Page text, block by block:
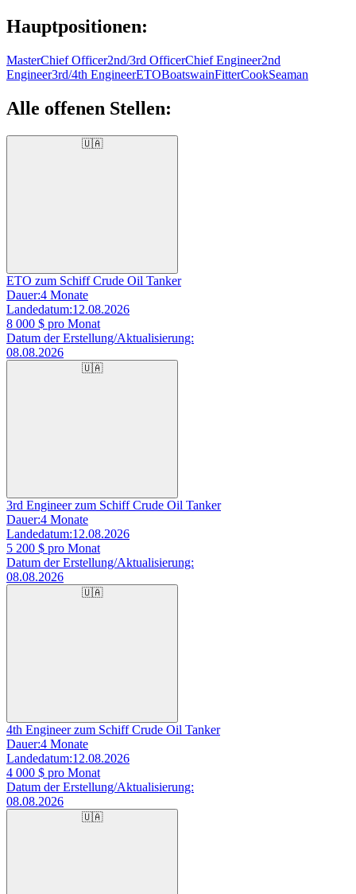
Hauptpositionen:
MasterChief Officer2nd/3rd OfficerChief Engineer2nd
Engineer3rd/4th EngineerETOBoatswainFitterCookSeaman
Alle offenen Stellen:
🇺🇦
ETO zum Schiff Crude Oil Tanker
Dauer:4 Monate
Landedatum:12.08.2026
8 000 $ pro Monat
Datum der Erstellung/Aktualisierung:
08.08.2026
🇺🇦
3rd Engineer zum Schiff Crude Oil Tanker
Dauer:4 Monate
Landedatum:12.08.2026
5 200 $ pro Monat
Datum der Erstellung/Aktualisierung:
08.08.2026
🇺🇦
4th Engineer zum Schiff Crude Oil Tanker
Dauer:4 Monate
Landedatum:12.08.2026
4 000 $ pro Monat
Datum der Erstellung/Aktualisierung:
08.08.2026
🇺🇦